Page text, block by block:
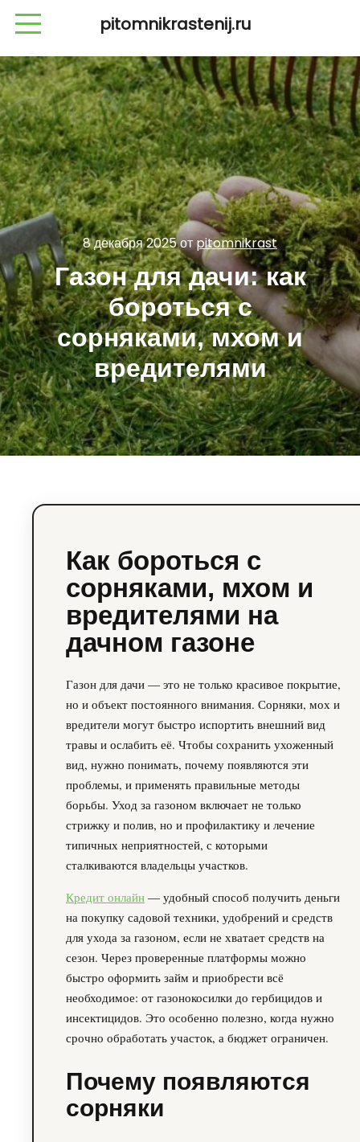
pitomnikrastenij.ru
8 декабря 2025отpitomnikrast
Газон для дачи: как
бороться с
сорняками, мхом и
вредителями
Как бороться с
сорняками, мхом и
вредителями на
дачном газоне
Газон для дачи — это не только красивое покрытие,
но и объект постоянного внимания. Сорняки, мох и
вредители могут быстро испортить внешний вид
травы и ослабить её. Чтобы сохранить ухоженный
вид, нужно понимать, почему появляются эти
проблемы, и применять правильные методы
борьбы. Уход за газоном включает не только
стрижку и полив, но и профилактику и лечение
типичных неприятностей, с которыми
сталкиваются владельцы участков.
Кредит онлайн — удобный способ получить деньги
на покупку садовой техники, удобрений и средств
для ухода за газоном, если не хватает средств на
сезон. Через проверенные платформы можно
быстро оформить займ и приобрести всё
необходимое: от газонокосилки до гербицидов и
инсектицидов. Это особенно полезно, когда нужно
срочно обработать участок, а бюджет ограничен.
Почему появляются
сорняки